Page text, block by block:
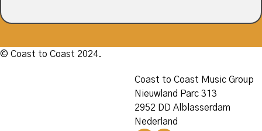
© Coast to Coast 2024.
Coast to Coast Music Group
Nieuwland Parc 313
2952 DD Alblasserdam
Nederland